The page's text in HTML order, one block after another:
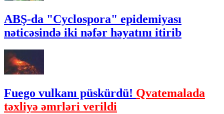
ABŞ-da "Cyclospora" epidemiyası
nəticəsində iki nəfər həyatını itirib
Fuego vulkanı püskürdü! Qvatemalada
təxliyə əmrləri verildi